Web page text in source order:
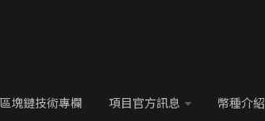
區塊鏈技術專欄 項目官方訊息 幣種介紹